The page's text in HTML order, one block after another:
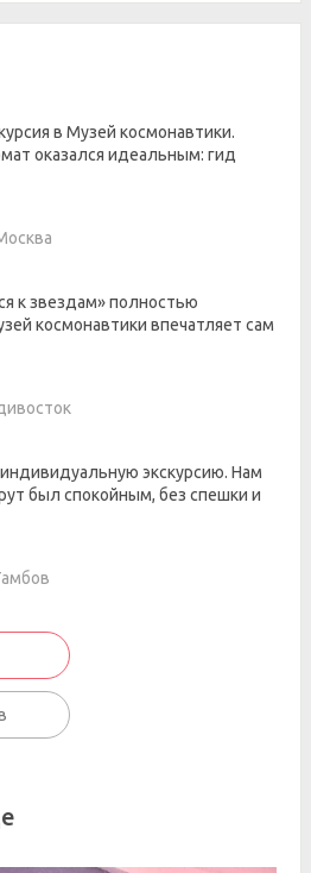
в Музей космонавтики.
оказался идеальным: гид
к звездам» полностью
космонавтики впечатляет сам
экскурсию. Нам
был спокойным, без спешки и